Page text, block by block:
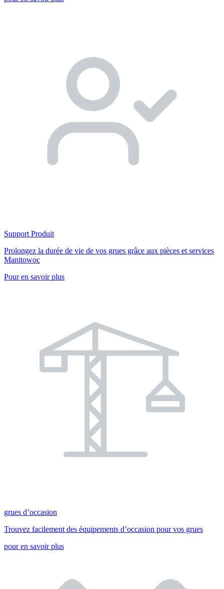
Support Produit
Prolongez la durée de vie de vos grues grâce aux pièces et services
Manitowoc
Pour en savoir plus
grues d’occasion
Trouvez facilement des équipements d’occasion pour vos grues
pour en savoir plus